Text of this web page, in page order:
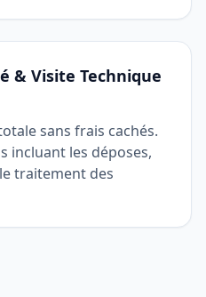
& Visite Technique
sans frais cachés.
incluant les déposes,
traitement des